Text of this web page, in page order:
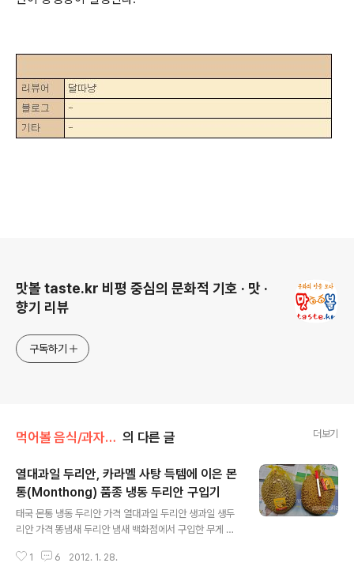
맛볼 taste.kr 비평 중심의 문화적 기호 · 맛 ·
향기 리뷰
구독하기
먹어볼 음식/과자,건어물,군것질 의 다른 글 더보기
열대과일 두리안, 카라멜 사탕 득템에 이은 몬
통(Monthong) 품종 냉동 두리안 구입기
태국 몬통 냉동 두리안 가격 열대과일 두리안 생과일 생두
리안 가격 똥냄새 두리안 냄새 백화점에서 구입한 무게 약
생두리안 5kg정도 짜리가 10만원 정도하다가 12만원대
1 6 2012. 1. 28.